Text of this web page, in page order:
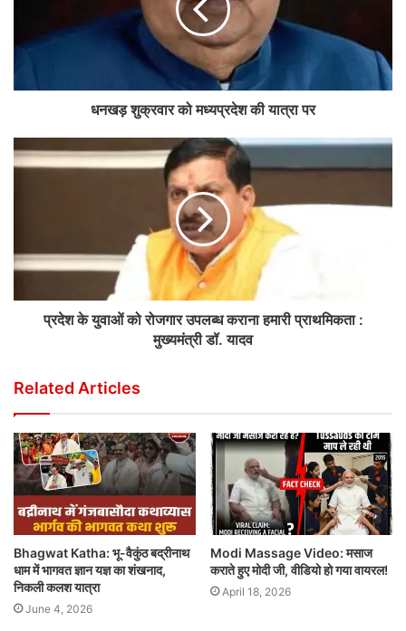
धनखड़ शुक्रवार को मध्यप्रदेश की यात्रा पर
प्रदेश के युवाओं को रोजगार उपलब्ध कराना हमारी प्राथमिकता :
मुख्यमंत्री डॉ. यादव
Related Articles
Bhagwat Katha: भू-वैकुंठ बद्रीनाथ
धाम में भागवत ज्ञान यज्ञ का शंखनाद,
निकली कलश यात्रा
June 4, 2026
Modi Massage Video: मसाज
कराते हुए मोदी जी, वीडियो हो गया वायरल!
April 18, 2026